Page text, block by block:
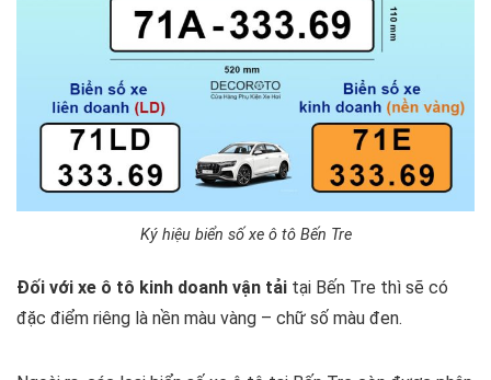
Ký hiệu biển số xe ô tô Bến Tre
Đối với xe ô tô kinh doanh vận tải tại Bến Tre thì sẽ có
đặc điểm riêng là nền màu vàng – chữ số màu đen.